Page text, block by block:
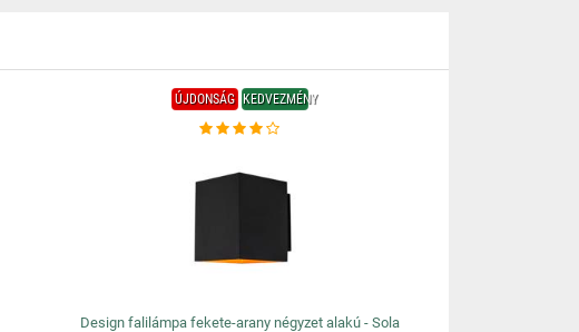
ÚJDONSÁG KEDVEZMÉNY
Design falilámpa fekete-arany négyzet alakú - Sola